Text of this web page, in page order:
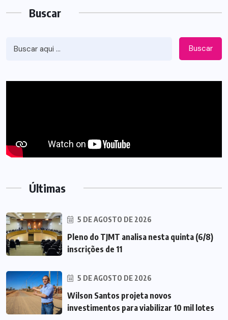
Buscar
Buscar
Últimas
5 DE AGOSTO DE 2026
Pleno do TJMT analisa nesta quinta (6/8)
inscrições de 11
5 DE AGOSTO DE 2026
Wilson Santos projeta novos
investimentos para viabilizar 10 mil lotes